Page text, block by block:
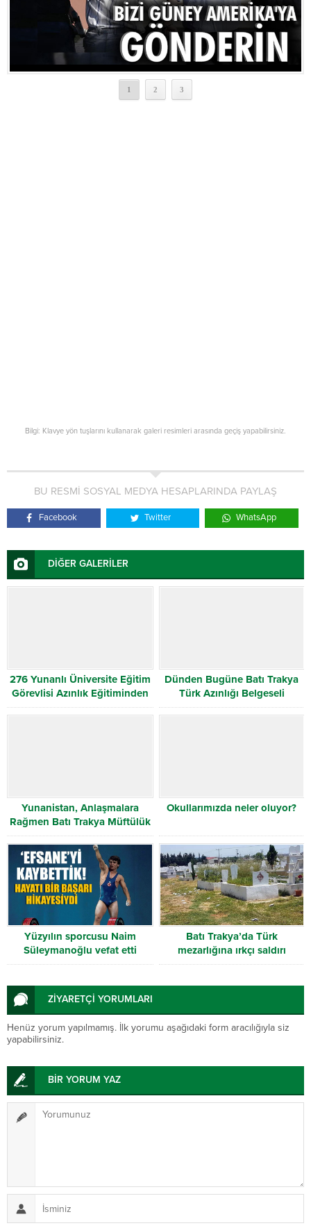
1 2 3
Bilgi: Klavye yön tuşlarını kullanarak galeri resimleri arasında geçiş yapabilirsiniz.
BU RESMİ SOSYAL MEDYA HESAPLARINDA PAYLAŞ
Facebook Twitter WhatsApp
DİĞER GALERİLER
276 Yunanlı Üniversite Eğitim
Görevlisi Azınlık Eğitiminden
Ne İstiyor?
Dünden Bugüne Batı Trakya
Türk Azınlığı Belgeseli
Hronos`un Sayfalarına Taşındı.
Yunanistan, Anlaşmalara
Rağmen Batı Trakya Müftülük
Sorununu Uzattı
Okullarımızda neler oluyor?
Yüzyılın sporcusu Naim
Süleymanoğlu vefat etti
Batı Trakya’da Türk
mezarlığına ırkçı saldırı
ZİYARETÇİ YORUMLARI
Henüz yorum yapılmamış. İlk yorumu aşağıdaki form aracılığıyla siz
yapabilirsiniz.
BİR YORUM YAZ